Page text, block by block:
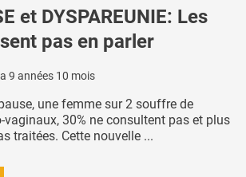
et DYSPAREUNIE: Les
pas en parler
9 années 10 mois
une femme sur 2 souffre de
vaginaux, 30% ne consultent pas et plus
traitées. Cette nouvelle ...